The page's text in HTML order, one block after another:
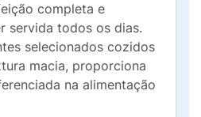
completa e
servida todos os dias.
selecionados cozidos
macia, proporciona
na alimentação